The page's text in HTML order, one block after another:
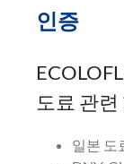
인증
도료 관
일본 도